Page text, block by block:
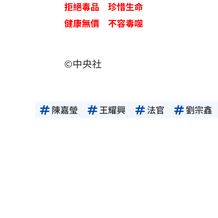
拒絕毒品 珍惜生命
健康無價 不容毒噬
©中央社
陳嘉瑩 王耀興 法官 劉宗鑫